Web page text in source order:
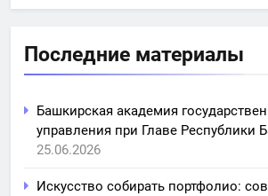
Последние материалы
Башкирская академия
управления при Главе Республики
25.06.2026
Искусство собирать портфолио: